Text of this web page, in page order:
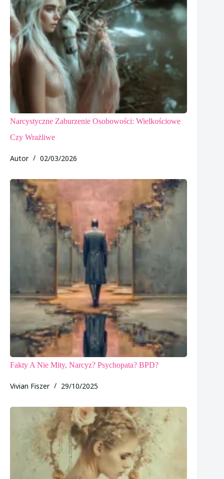
Narcystyczne Zaburzenie Osobowości: Wielkościowe
Czy Wrażliwe
Autor 02/03/2026
Fakty A Nie Mity, Narcyz? Psychopata? BPD?
Vivian Fiszer 29/10/2025